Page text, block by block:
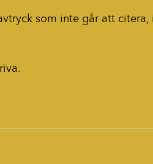
som inte går att citera,